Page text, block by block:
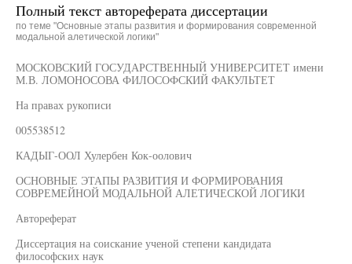
Полный текст автореферата диссертации
по теме "Основные этапы развития и формирования современной
модальной алетической логики"
МОСКОВСКИЙ ГОСУДАРСТВЕННЫЙ УНИВЕРСИТЕТ имени
М.В. ЛОМОНОСОВА ФИЛОСОФСКИЙ ФАКУЛЬТЕТ
На правах рукописи
005538512
КАДЫГ-ООЛ Хулербен Кок-оолович
ОСНОВНЫЕ ЭТАПЫ РАЗВИТИЯ И ФОРМИРОВАНИЯ
СОВРЕМЕЙНОЙ МОДАЛЬНОЙ АЛЕТИЧЕСКОЙ ЛОГИКИ
Автореферат
Диссертация на соискание ученой степени кандидата
философских наук